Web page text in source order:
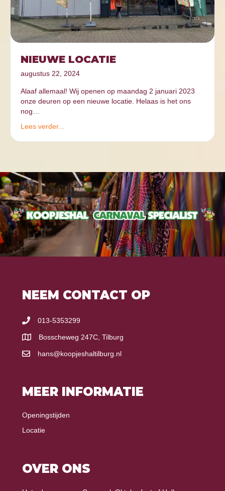
NIEUWE LOCATIE
augustus 22, 2024
Alaaf allemaal! Wij openen op maandag 2 januari 2023
onze deuren op een nieuwe locatie. Helaas is het ons
nog…
Lees verder...
NEEM CONTACT OP
013-5353299
Bosscheweg 247C, Tilburg
hans@koopjeshaltilburg.nl
MEER INFORMATIE
Openingstijden
Locatie
OVER ONS